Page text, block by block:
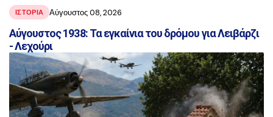
ΙΣΤΟΡΙΑ Αύγουστος 08, 2026
Αύγουστος 1938: Τα εγκαίνια του δρόμου για Λειβάρζι
- Λεχούρι